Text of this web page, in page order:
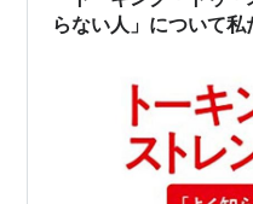
らない人」について